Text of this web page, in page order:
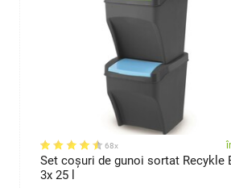
68x
Set coșuri de gunoi sortat Recykle
3x 25 l